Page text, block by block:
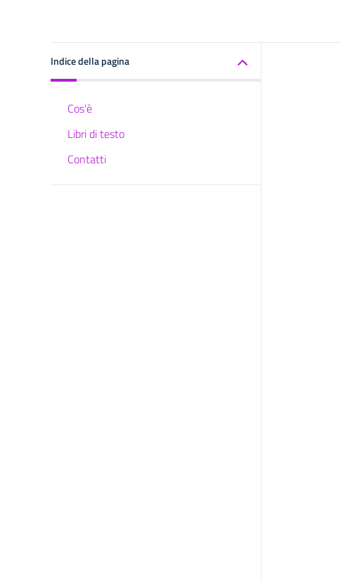
Indice della pagina
Cos'è
Libri di testo
Contatti